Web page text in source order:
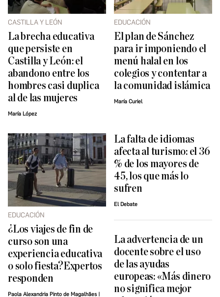
CASTILLA Y LEÓN
La brecha educativa
que persiste en
Castilla y León: el
abandono entre los
hombres casi duplica
al de las mujeres
María López
EDUCACIÓN
El plan de Sánchez
para ir imponiendo el
menú halal en los
colegios y contentar a
la comunidad islámica
María Curiel
EDUCACIÓN
¿Los viajes de fin de
curso son una
experiencia educativa
o solo fiesta?Expertos
responden
Paola Alexandria Pinto de Magalhães |
La falta de idiomas
afecta al turismo: el 36
% de los mayores de
45, los que más lo
sufren
El Debate
La advertencia de un
docente sobre el uso
de las ayudas
europeas: «Más dinero
no significa mejor